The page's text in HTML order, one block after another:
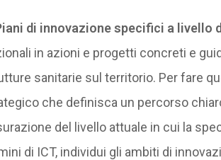
di innovazione specifici a livello
in azioni e progetti concreti e
sanitarie sul territorio. Per fare
che definisca un percorso
del livello attuale in cui la
di ICT, individui gli ambiti di